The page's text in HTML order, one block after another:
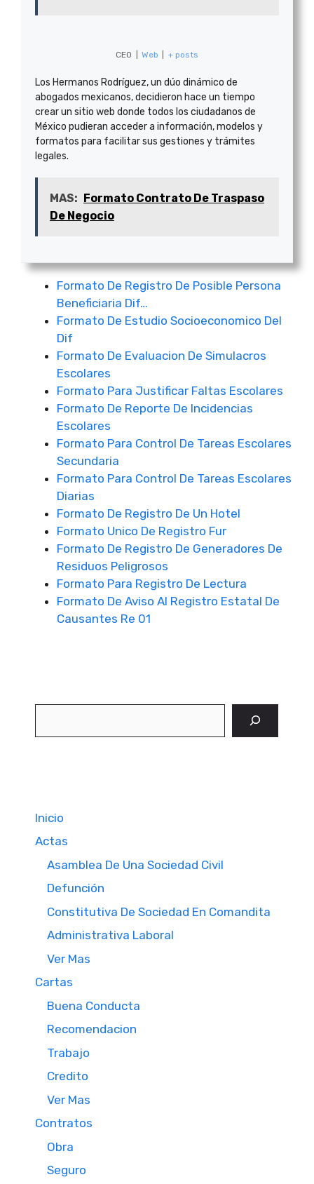
CEO Web + posts
Los Hermanos Rodríguez, un dúo dinámico de
abogados mexicanos, decidieron hace un tiempo
crear un sitio web donde todos los ciudadanos de
México pudieran acceder a información, modelos y
formatos para facilitar sus gestiones y trámites
legales.
MAS: Formato Contrato De Traspaso
De Negocio
Formato De Registro De Posible Persona
Beneficiaria Dif…
Formato De Estudio Socioeconomico Del
Dif
Formato De Evaluacion De Simulacros
Escolares
Formato Para Justificar Faltas Escolares
Formato De Reporte De Incidencias
Escolares
Formato Para Control De Tareas Escolares
Secundaria
Formato Para Control De Tareas Escolares
Diarias
Formato De Registro De Un Hotel
Formato Unico De Registro Fur
Formato De Registro De Generadores De
Residuos Peligrosos
Formato Para Registro De Lectura
Formato De Aviso Al Registro Estatal De
Causantes Re 01
Inicio
Actas
Asamblea De Una Sociedad Civil
Defunción
Constitutiva De Sociedad En Comandita
Administrativa Laboral
Ver Mas
Cartas
Buena Conducta
Recomendacion
Trabajo
Credito
Ver Mas
Contratos
Obra
Seguro